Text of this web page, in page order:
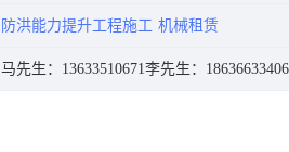
防洪能力提升工程施工 机械租赁
马先生：13633510671李先生：18636633406